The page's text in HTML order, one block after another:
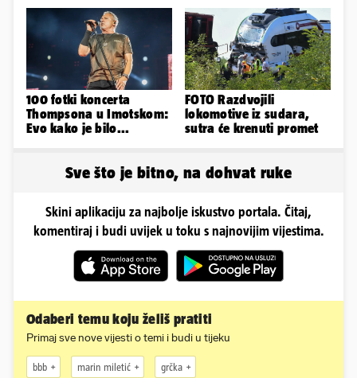
sve
100 fotki koncerta
Thompsona u Imotskom:
Evo kako je bilo...
FOTO Razdvojili
lokomotive iz sudara,
sutra će krenuti promet
Sve što je bitno, na dohvat ruke
Skini aplikaciju za najbolje iskustvo portala. Čitaj,
komentiraj i budi uvijek u toku s najnovijim vijestima.
Odaberi temu koju želiš pratiti
Primaj sve nove vijesti o temi i budi u tijeku
bbb marin miletić grčka